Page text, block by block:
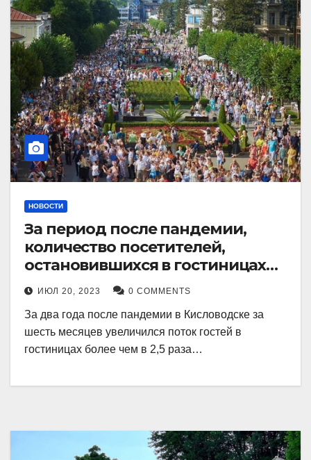
НОВОСТИ
За период после пандемии,
количество посетителей,
остановившихся в гостиницах
Кисловодска, выросло в 2,5 раза.
ИЮЛ 20, 2023 0 COMMENTS
За два года после пандемии в Кисловодске за
шесть месяцев увеличился поток гостей в
гостиницах более чем в 2,5 раза…